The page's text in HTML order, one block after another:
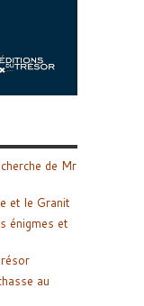
de Mr
et le Granit
énigmes et
au